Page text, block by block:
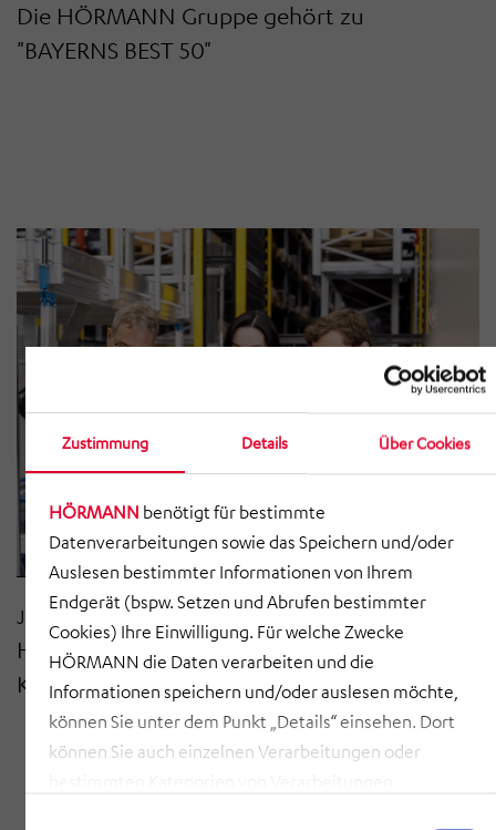
Zustimmung Details Über Cookies
HÖRMANN benötigt für bestimmte
Datenverarbeitungen sowie das Speichern und/oder
Auslesen bestimmter Informationen von Ihrem
Endgerät (bspw. Setzen und Abrufen bestimmter
Cookies) Ihre Einwilligung. Für welche Zwecke
HÖRMANN die Daten verarbeiten und die
Informationen speichern und/oder auslesen möchte,
können Sie unter dem Punkt „Details“ einsehen. Dort
können Sie auch einzelnen Verarbeitungen oder
Die HÖRMANN Gruppe gehört zu
"BAYERNS BEST 50"
Juni 2024
HÖRMANN Gruppe veröffentlicht
Konzernzwischenbericht 2024